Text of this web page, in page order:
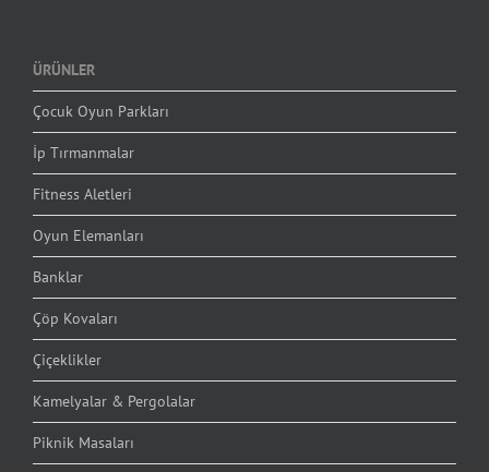
ÜRÜNLER
Çocuk Oyun Parkları
İp Tırmanmalar
Fitness Aletleri
Oyun Elemanları
Banklar
Çöp Kovaları
Çiçeklikler
Kamelyalar & Pergolalar
Piknik Masaları